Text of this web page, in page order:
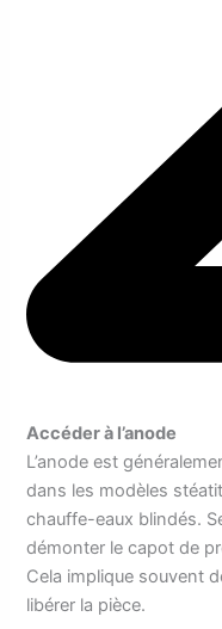
Accéder à l’anode
L’anode est
dans les modèles
chauffe-eaux blindés.
démonter le capot de
Cela implique souvent
libérer la pièce.